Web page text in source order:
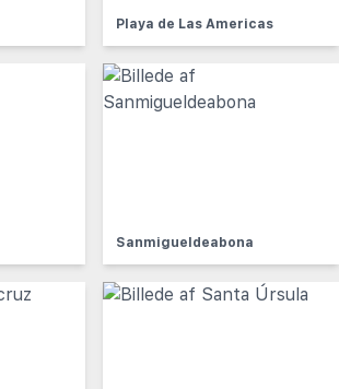
Playa de Las Americas
Sanmigueldeabona